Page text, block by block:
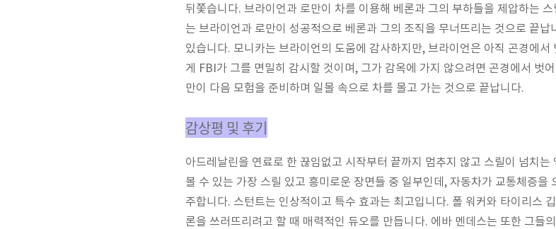
뒤쫓습니다. 브라이언과 로만이 차를 이용해 베론과 그의 부하들을 제압하는
는 브라이언과 로만이 성공적으로 베론과 그의 조직을 무너뜨리는 것으로 끝
있습니다. 모니카는 브라이언의 도움에 감사하지만, 브라이언은 아직 곤경에서
게 FBI가 그를 면밀히 감시할 것이며, 그가 감옥에 가지 않으려면 곤경에서 벗
만이 다음 모험을 준비하며 일몰 속으로 차를 몰고 가는 것으로 끝납니다.
감상평 및 후기
아드레날린을 연료로 한 끊임없고 시작부터 끝까지 멈추지 않고 스릴이 넘치는
볼 수 있는 가장 스릴 있고 흥미로운 장면들 중 일부인데, 자동차가 교통체증을
주합니다. 스턴트는 인상적이고 특수 효과는 최고입니다. 폴 워커와 타이리스
론을 쓰러뜨리려고 할 때 매력적인 듀오를 만듭니다. 에바 멘데스는 또한 그들